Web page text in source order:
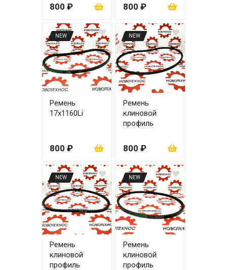
800 ₽ 800 ₽
NEW
Ремень
17х1160Li
800 ₽
NEW
Ремень
клиновой
профиль
4RMAZG
800 ₽
NEW
Ремень
клиновой
профиль
NEW
Ремень
клиновой
профиль